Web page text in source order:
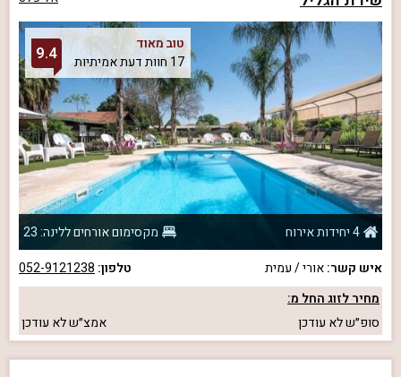
טוב מאוד
17 חוות דעת אמיתיות
9.4
4 יחידות אירוח
מקסימום אורחים ללינה: 23
איש קשר:אורי / עמית טלפון: 052-9121238
מחיר לזוג החל מ:
סופ״שלא עודכן אמצ״שלא עודכן